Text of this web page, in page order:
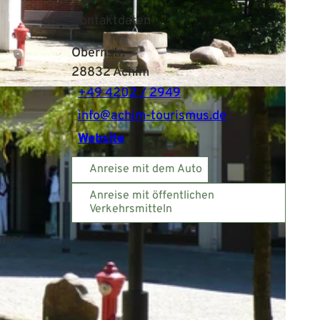
Kontaktdaten
Obernstr.
28832Achim
+49 4202 / 2949
info@achim-tourismus.de
Website
Anreise mit dem Auto
Anreise mit öffentlichen
Verkehrsmitteln